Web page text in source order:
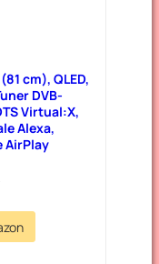
cm), QLED,
DVB-
Virtual:X,
Alexa,
AirPlay